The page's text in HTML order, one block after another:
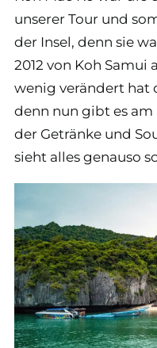
unserer Tour und
der Insel, denn sie
2012 von Koh Samui
wenig verändert hat
denn nun gibt es am
der Getränke und
sieht alles genauso